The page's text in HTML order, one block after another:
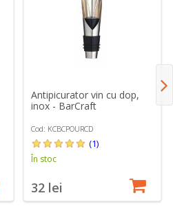
Antipicurator vin cu dop,
inox - BarCraft
Cod: KCBCPOURCD
(1)
În stoc
32 lei